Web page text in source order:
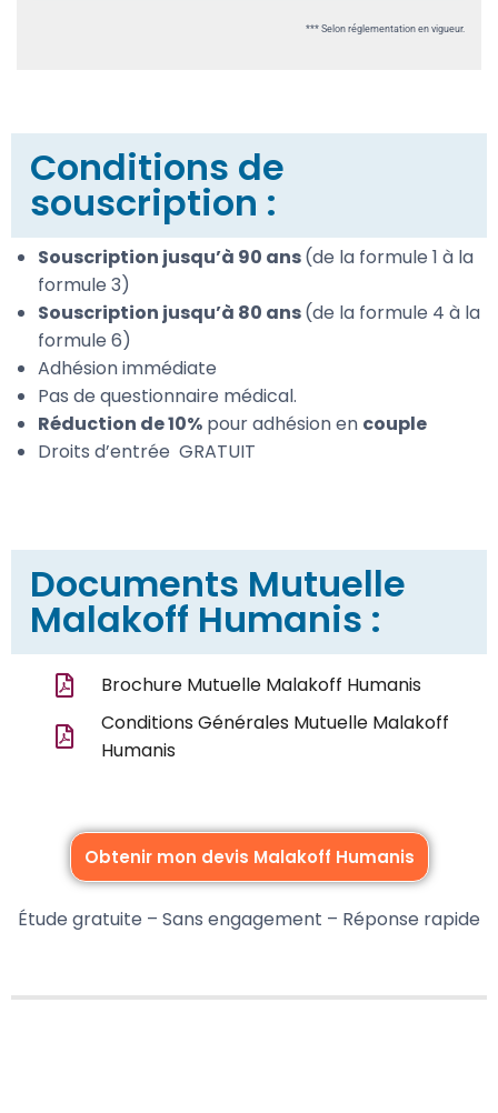
*** Selon réglementation en vigueur.
Conditions de
souscription :
Souscription jusqu’à 90 ans(de la formule 1 à la
formule 3)
Souscription jusqu’à 80 ans(de la formule 4 à la
formule 6)
Adhésion immédiate
Pas de questionnaire médical.
Réduction de 10% pour adhésion en couple
Droits d’entrée GRATUIT
Documents Mutuelle
Malakoff Humanis :
Brochure Mutuelle Malakoff Humanis
Conditions Générales Mutuelle Malakoff
Humanis
Obtenir mon devis Malakoff Humanis
Étude gratuite – Sans engagement – Réponse rapide